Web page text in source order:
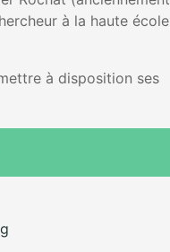
à la haute école
à disposition ses